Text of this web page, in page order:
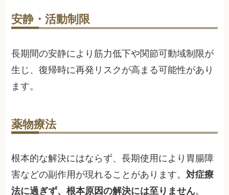
安静・活動制限
長期間の安静により筋力低下や関節可動域制限が
生じ、復帰時に再発リスクが高まる可能性があり
ます。
薬物療法
根本的な解決にはならず、長期使用により胃腸障
害などの副作用が現れることがあります。対症療
法に過ぎず、根本原因の解決には至りません。